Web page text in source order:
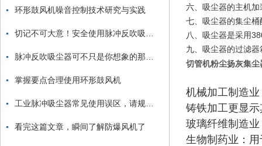
环形鼓风机噪音控制技术研究与实践
掌握要点合理使用环形鼓风机
看完这篇文章，瞬间了解防爆风机了
六、吸尘器的主机
七、吸尘器的集尘
八、吸尘器是采用
九、吸尘器的过滤
切管机粉尘扬灰集尘
机械加工制造
铸铁加工更显
玻璃纤维制造
生物制药业：